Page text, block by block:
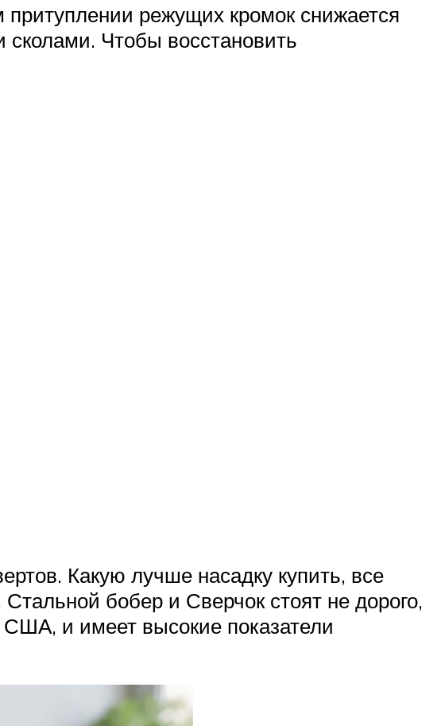
режущих кромок снижается
сколами. Чтобы восстановить
Какую лучше насадку купить, все
бобер и Сверчок стоят не дорого,
и имеет высокие показатели